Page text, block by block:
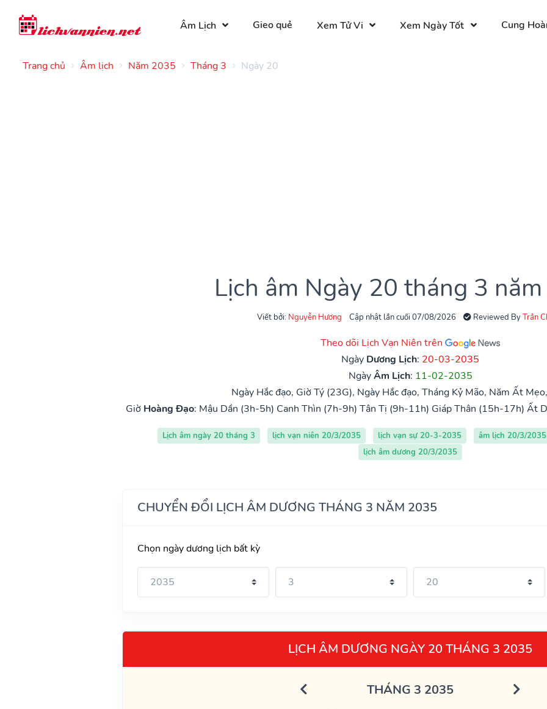
Âm Lịch Gieo quẻ Xem Tử Vi Xem Ngày Tốt Cung
Trang chủ Âm lịch Năm 2035 Tháng 3 Ngày 20
Lịch âm Ngày 20 tháng 3
Viết bởi: Nguyễn Hương Cập nhật lần cuối 07/08/2026 Reviewed ByTrần
Theo dõi Lịch Vạn Niên trên
Ngày Dương Lịch: 20-03-2035
NgàyÂm Lịch: 11-02-2035
Ngày Hắc đạo, Giờ Tý (23G), Ngày Hắc đạo, Tháng Kỷ Mão, Năm Ất
Giờ Hoàng Đạo: Mậu Dần (3h-5h) Canh Thìn (7h-9h) Tân Tị (9h-11h) Giáp Thân (15h-17h) Ất
Lịch âm ngày 20 tháng 3 lịch vạn niên 20/3/2035 lịch vạn sự 20-3-2035 âm lịch 20/3/2035
lịch âm dương 20/3/2035
CHUYỂN ĐỔI LỊCH ÂM DƯƠNG THÁNG 3 NĂM 2035
Chọn ngày dương lịch bất kỳ
LỊCH ÂM DƯƠNG NGÀY 20 THÁNG 3 2035
THÁNG 3 2035